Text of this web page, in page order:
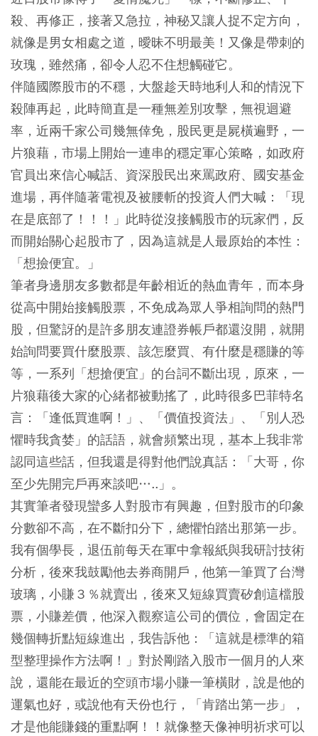
殺、再修正，接著又急拉，神秘又讓人捉不定方向，
就像是男女相處之道，曖昧不明最美！又像是帶刺的
玫瑰，雖然痛，卻令人忍不住想觸碰它。
伴隨國際股市的不穩，大盤趁天時地利人和的情況下
殺陣再起，此時簡直是一種無差別攻擊，無視迴避
率，近兩千家公司幾無倖免，股民更是屍橫遍野，一
片狼藉，市場上開始一連串的穩定軍心策略，如政府
官員出來信心喊話、資深股民出來罵政府、國安基金
進場，再伴隨著電視及被腰斬的投資人們大喊：「現
在是底部了！！！」此時從沒接觸股市的玩家們，反
而開始關心起股市了，因為這就是人最原始的本性：
「想撿便宜。」
筆者身邊朋友多數都是年齡相近的熱血青年，而本身
從高中開始接觸股票，不免成為眾人爭相詢問的熱門
股，但驚訝的是許多朋友連證券帳戶都還沒開，就開
始詢問要買什麼股票、該怎麼買、有什麼是穩賺的等
等，一系列「想搶便宜」的台詞不斷出現，原來，一
片狼藉後大家的心緒都被動搖了，此時很多巴菲特名
言：「逢低買進啊！」、「價值投資法」、「別人恐
懼時我貪婪」的話語，就會頻繁出現，基本上我非常
認同這些話，但我還是得對他們說真話：「大哥，你
至少先開完戶再來談吧…..」。
其實筆者發現蠻多人對股市有興趣，但對股市的印象
分數卻不高，在不斷扣分下，總懼怕踏出那第一步。
我有個學長，退伍前每天在軍中拿報紙與我研討技術
分析，後來我鼓勵他去券商開戶，他第一筆買了台灣
玻璃，小賺３％就賣出，後來又短線買賣矽創這檔股
票，小賺差價，他深入觀察這公司的價位，會固定在
幾個轉折點短線進出，我告訴他：「這就是標準的箱
型整理操作方法啊！」對於剛踏入股市一個月的人來
說，還能在最近的空頭市場小賺一筆橫財，說是他的
運氣也好，或說他有天份也行，「肯踏出第一步」，
才是他能賺錢的重點啊！！就像整天像神明祈求可以